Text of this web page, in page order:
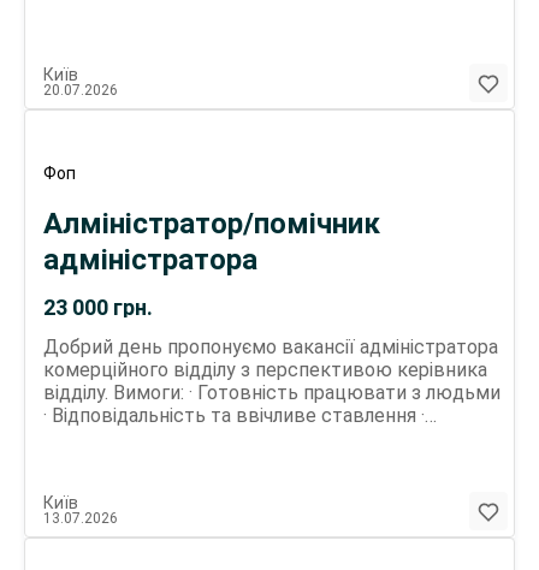
водопостачання та каналізації, сантехфаянсу
Вимоги до майбутнього співробітника: Досвід
Наявність досвіду водіння (кат.В)
Київ
20.07.2026
Фоп
23 000 грн.
Алміністратор/помічник
адміністратора
Добрий день пропонуємо вакансії адміністратора
комерційного відділу з перспективою керівника
відділу. Вимоги: · Готовність працювати з людьми
· Відповідальність та ввічливе ставлення ·
переговорів (прийом вхідних дзвінків) · Робота та
взаємодія зі складами · Допомога керівнику в
Київ
13.07.2026